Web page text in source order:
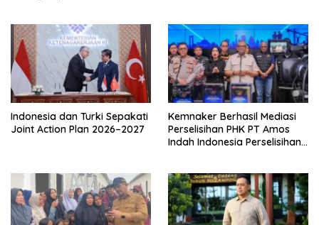
Indonesia dan Turki Sepakati
Joint Action Plan 2026–2027
Kemnaker Berhasil Mediasi
Perselisihan PHK PT Amos
Indah Indonesia Perselisihan